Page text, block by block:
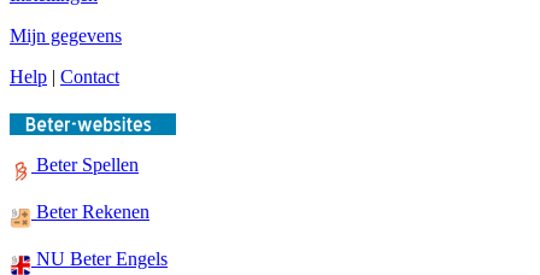
Mijn gegevens
Help | Contact
Beter Spellen
Beter Rekenen
NU Beter Engels